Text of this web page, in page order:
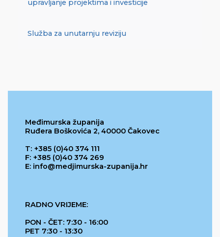
upravljanje projektima i investicije
Služba za unutarnju reviziju
Međimurska županija
Ruđera Boškovića 2, 40000 Čakovec
T: +385 (0)40 374 111
F: +385 (0)40 374 269
E: info@medjimurska-zupanija.hr
RADNO VRIJEME:
PON - ČET: 7:30 - 16:00
PET 7:30 - 13:30